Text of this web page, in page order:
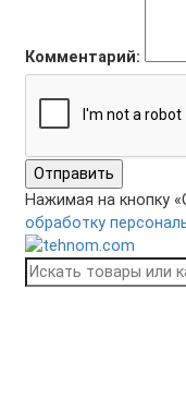
Комментарий:
Отправить
Нажимая на кнопку
обработку